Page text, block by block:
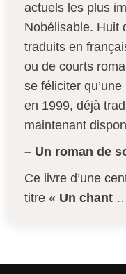
actuels les plus
Nobélisable. Huit
traduits en
ou de courts
se féliciter
en 1999, déjà
maintenant
– Un roman de
Ce livre d’une
titre « Un chant